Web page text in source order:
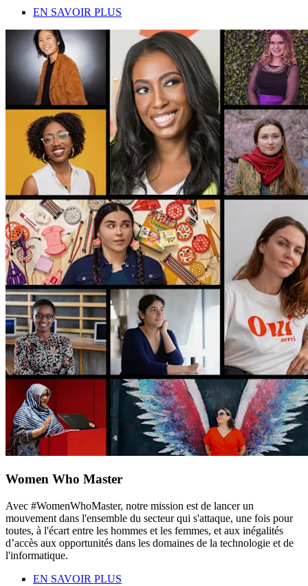
EN SAVOIR PLUS
Women Who Master
Avec #WomenWhoMaster, notre mission est de lancer un
mouvement dans l'ensemble du secteur qui s'attaque, une fois pour
toutes, à l'écart entre les hommes et les femmes, et aux inégalités
d’accès aux opportunités dans les domaines de la technologie et de
l'informatique.
EN SAVOIR PLUS